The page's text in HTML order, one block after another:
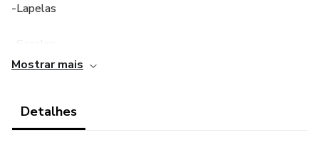
-Lapelas
-Sacolas
-Tudo em tamanho para impressão em folha A4
Mostrar mais
Detalhes